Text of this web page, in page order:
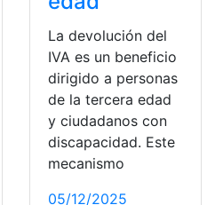
La devolución del
IVA es un beneficio
dirigido a personas
de la tercera edad
y ciudadanos con
discapacidad. Este
mecanismo
05/12/2025